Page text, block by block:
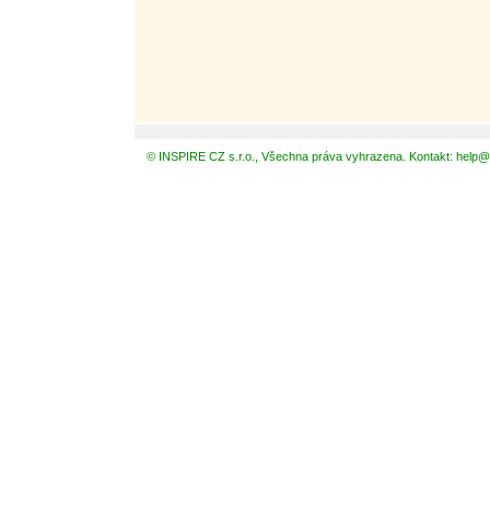
© INSPIRE CZ s.r.o., Všechna práva vyhrazena. Kontakt: